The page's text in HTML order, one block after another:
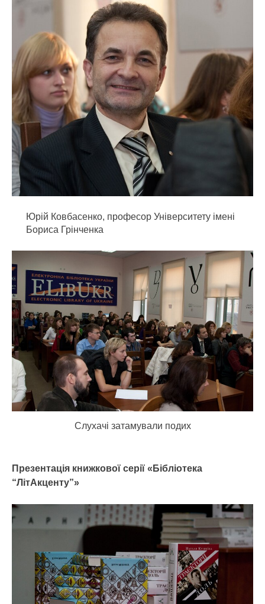
Юрій Ковбасенко, професор Університету імені
Бориса Грінченка
Слухачі затамували подих
Презентація книжкової серії «Бібліотека
“ЛітАкценту”»